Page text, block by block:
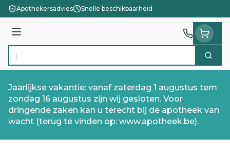
Ga naar de inhoud
Apothekersadvies Snelle beschikbaarheid
Menu
Product, merk, categorie... Zoek
Jaarlijkse vakantie: vanaf zaterdag 1 augustus tem
zondag 16 augustus zijn wij gesloten. Voor
dringende zaken kan u terecht bij de apotheek van
wacht (terug te vinden op: www.apotheek.be).